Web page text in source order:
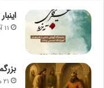
۱۱ آبان ۱۴۰۴
۲۱ مهر ۱۴۰۴